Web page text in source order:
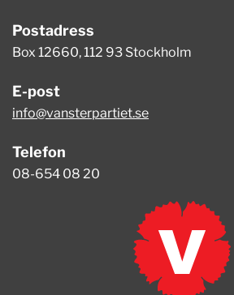
Postadress
Box 12660, 112 93 Stockholm
E-post
info@vansterpartiet.se
Telefon
08-654 08 20